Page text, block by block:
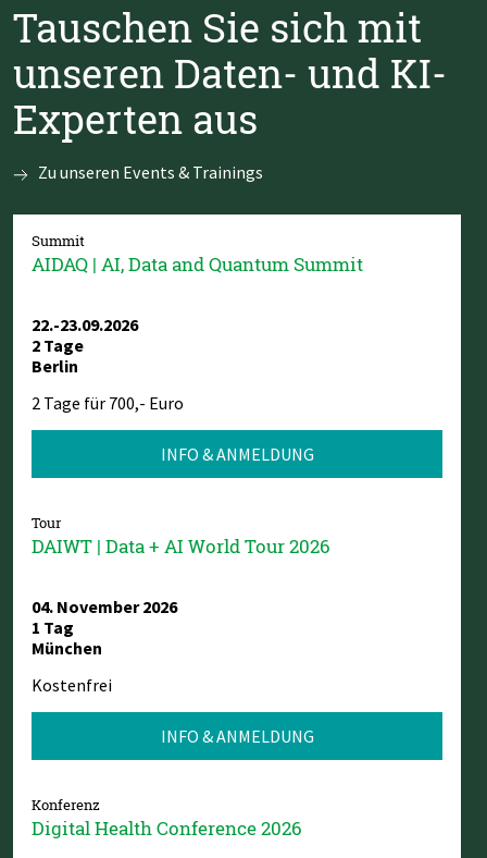
Tauschen Sie sich mit
unseren Daten- und KI-
Experten aus
Zu unseren Events & Trainings
Summit
AIDAQ | AI, Data and Quantum Summit
22.-23.09.2026
2 Tage
Berlin
2 Tage für 700,- Euro
INFO & ANMELDUNG
Tour
DAIWT | Data + AI World Tour 2026
04. November 2026
1 Tag
München
Kostenfrei
INFO & ANMELDUNG
Konferenz
Digital Health Conference 2026